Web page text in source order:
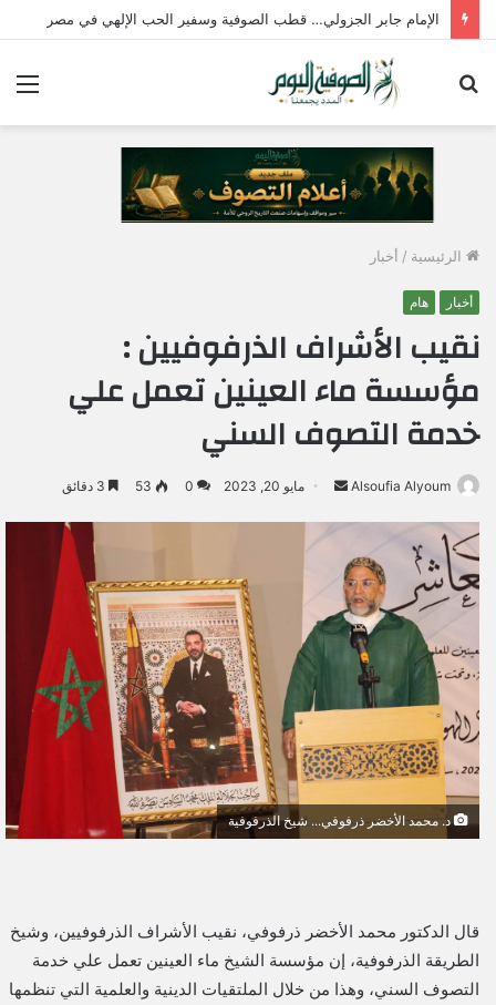
الإمام جابر الجزولي… قطب الصوفية وسفير الحب الإلهي في مصر
الرئيسية / أخبار
أخبار هام
نقيب الأشراف الذرفوفيين :
مؤسسة ماء العينين تعمل علي
خدمة التصوف السني
Alsoufia Alyoum
س
ر
ل
ك
ت
ر
ا
مايو 20, 2023 0
53
د. محمد الأخضر ذرفوفي... شيخ الذرفوفية
قال الدكتور محمد الأخضر ذرفوفي، نقيب الأشراف الذرفوفيين، وشيخ
الطريقة الذرفوفية، إن مؤسسة الشيخ ماء العينين تعمل علي خدمة
التصوف السني، وهذا من خلال الملتقيات الدينية والعلمية التي تنظمها